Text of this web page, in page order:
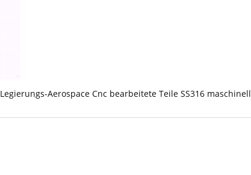
Legierungs-Aerospace Cnc bearbeitete Teile SS316 maschinell